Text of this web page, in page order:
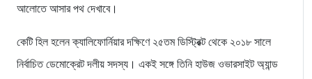
আলোতে আসার পথ দেখাবে।
কেটি হিল হলেন ক্যালিফোর্নিয়ার দক্ষিণে ২৫তম ডিস্ট্রিক্ট থেকে ২০১৮ সালে
নির্বাচিত ডেমোক্রেট দলীয় সদস্য। একই সঙ্গে তিনি হাউজ ওভারসাইট অ্যান্ড